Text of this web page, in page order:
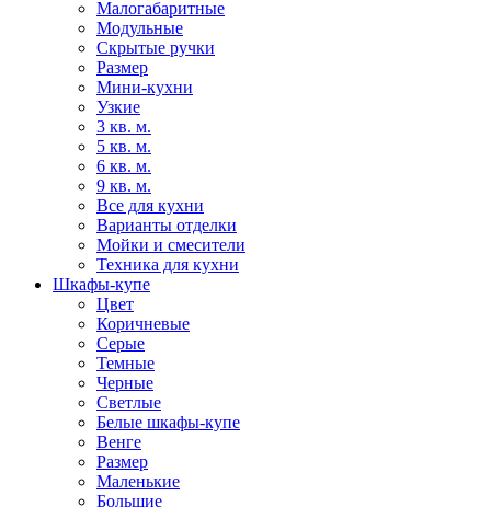
Малогабаритные
Модульные
Скрытые ручки
Размер
Мини-кухни
Узкие
3 кв. м.
5 кв. м.
6 кв. м.
9 кв. м.
Все для кухни
Варианты отделки
Мойки и смесители
Техника для кухни
Шкафы-купе
Цвет
Коричневые
Серые
Темные
Черные
Светлые
Белые шкафы-купе
Венге
Размер
Маленькие
Большие